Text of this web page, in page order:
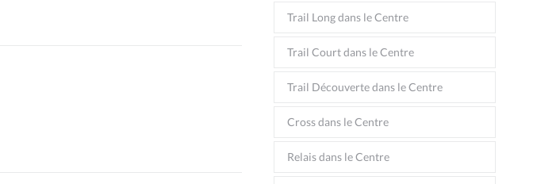
Trail Long dans le Centre
Trail Court dans le Centre
Trail Découverte dans le Centre
Cross dans le Centre
Relais dans le Centre